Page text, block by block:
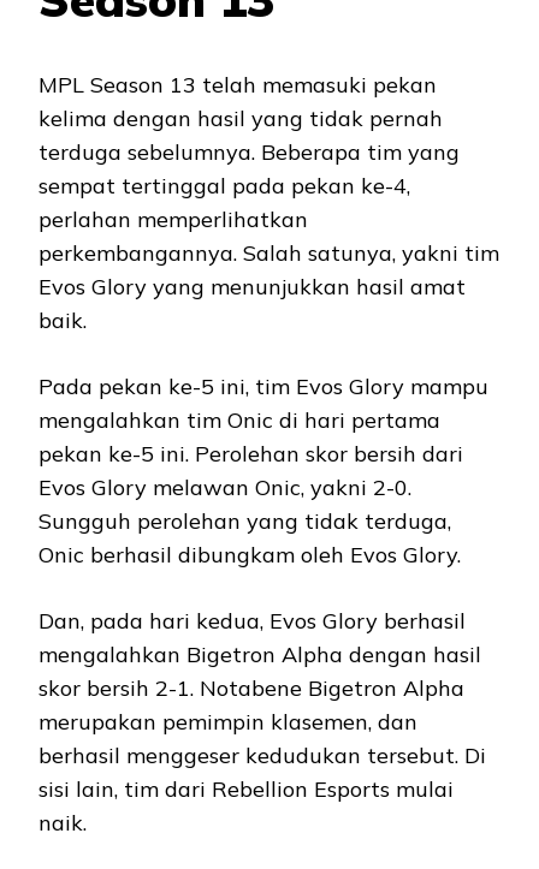
MPL Season 13 telah memasuki pekan
kelima dengan hasil yang tidak pernah
terduga sebelumnya. Beberapa tim yang
sempat tertinggal pada pekan ke-4,
perlahan memperlihatkan
perkembangannya. Salah satunya, yakni tim
Evos Glory yang menunjukkan hasil amat
baik.
Pada pekan ke-5 ini, tim Evos Glory mampu
mengalahkan tim Onic di hari pertama
pekan ke-5 ini. Perolehan skor bersih dari
Evos Glory melawan Onic, yakni 2-0.
Sungguh perolehan yang tidak terduga,
Onic berhasil dibungkam oleh Evos Glory.
Dan, pada hari kedua, Evos Glory berhasil
mengalahkan Bigetron Alpha dengan hasil
skor bersih 2-1. Notabene Bigetron Alpha
merupakan pemimpin klasemen, dan
berhasil menggeser kedudukan tersebut. Di
sisi lain, tim dari Rebellion Esports mulai
naik.